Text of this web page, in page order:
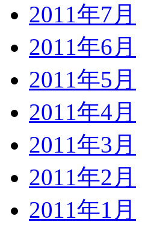
2011年7月
2011年6月
2011年5月
2011年4月
2011年3月
2011年2月
2011年1月